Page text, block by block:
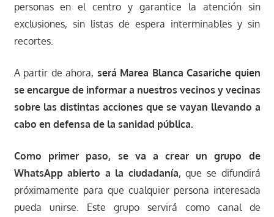
personas en el centro y garantice la atención sin
exclusiones, sin listas de espera interminables y sin
recortes.
A partir de ahora, será Marea Blanca Casariche quien
se encargue de informar a nuestros vecinos y vecinas
sobre las distintas acciones que se vayan llevando a
cabo en defensa de la sanidad pública.
Como primer paso, se va a crear un grupo de
WhatsApp abierto a la ciudadanía, que se difundirá
próximamente para que cualquier persona interesada
pueda unirse. Este grupo servirá como canal de